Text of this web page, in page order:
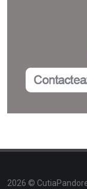
2026 ©